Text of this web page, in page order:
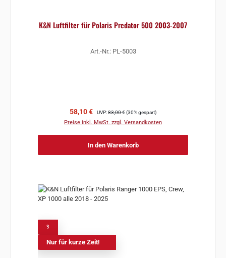
K&N Luftfilter für Polaris Predator 500 2003-2007
Art.-Nr.: PL-5003
Verkaufspreis:
58,10 € Regulärer Preis:
UVP:83,00 €(30% gespart)
Preise inkl. MwSt. zzgl. Versandkosten
In den Warenkorb
Nur für kurze Zeit!